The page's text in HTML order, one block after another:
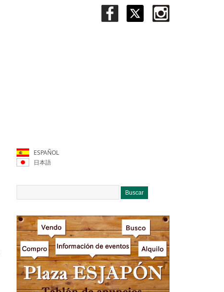
ESPAÑOL
日本語